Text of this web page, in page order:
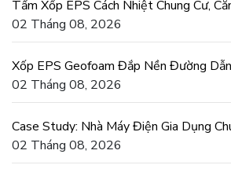
Tấm Xốp EPS Cách Nhiệt Chung Cư,
Tiết Kiệm Điện Thật
02 Tháng 08, 2026
Xốp EPS Geofoam Đắp Nền Đường
Cầu Chống Lún Lệch
02 Tháng 08, 2026
Case Study: Nhà Máy Điện Gia Dụng
Sang Khuôn Xốp EPS
02 Tháng 08, 2026